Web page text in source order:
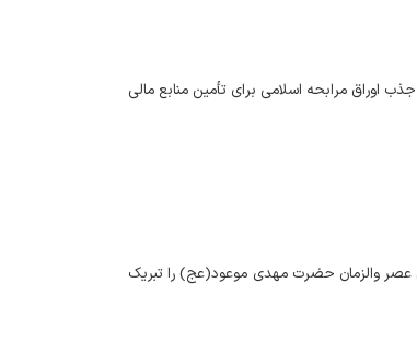
مازندران از تأمین مالی بیش از ۲ همت از محل انتشار و جذب اوراق مرابحه اسلامی برای تأمین منابع مالی
عصر والزمان حضرت مهدی موعود(عج) را تبریک